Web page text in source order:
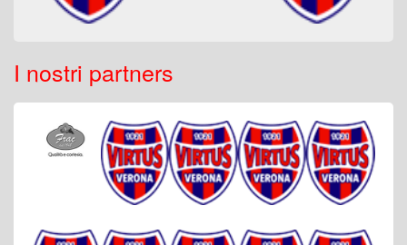
I nostri partners